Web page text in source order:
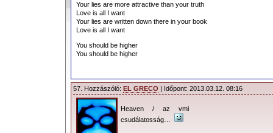
Your lies are more attractive than your truth
Love is all I want
Your lies are written down there in your book
Love is all I want
You should be higher
You should be higher
57. Hozzászóló: EL GRECO | Időpont: 2013.03.12. 08:16
Heaven / az vmi
csudálatosság…